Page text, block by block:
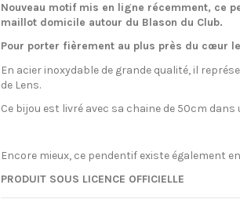
Nouveau motif mis en ligne récemment, ce
maillot domicile autour du Blason du Club.
Pour porter fièrement au plus près du cœur
En acier inoxydable de grande qualité, il
de Lens.
Ce bijou est livré avec sa chaine de 50cm
Encore mieux, ce pendentif existe également
PRODUIT SOUS LICENCE OFFICIELLE